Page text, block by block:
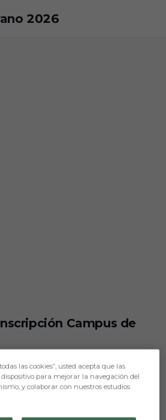
2026
Campus de
Burgos CF
julio 2024
las cookies”, usted acepta que las
para mejorar la navegación del
y colaborar con nuestros estudios